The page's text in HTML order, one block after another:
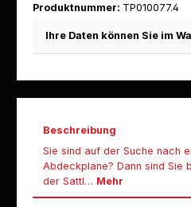
Produktnummer: TP010077.4
Ihre Daten können Sie im
Beschreibung
Sie sind auf der Suche nach
Abdeckplane? Dann sind Sie
der Sattl… Mehr